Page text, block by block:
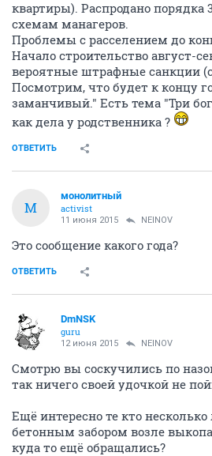
квартиры). Распродано порядка
схемам манагеров.
Проблемы с расселением до
Начало строительство август-
вероятные штрафные санкции
Посмотрим, что будет к концу
заманчивый." Есть тема "Три
как дела у родственника ?
ОТВЕТИТЬ
М
монолитный
activist
11 июня 2015 NEINOV
Это сообщение какого года?
ОТВЕТИТЬ
DmNSK
guru
12 июня 2015 NEINOV
Смотрю вы соскучились по
так ничего своей удочкой не
Ещё интересно те кто
бетонным забором возле
куда то ещё обращались?